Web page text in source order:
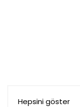
Hepsini göster